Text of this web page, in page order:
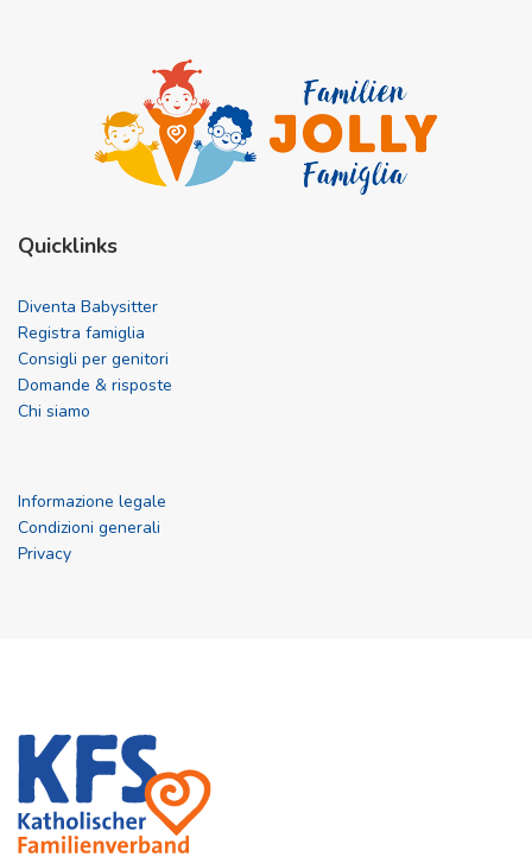
Quicklinks
Diventa Babysitter
Registra famiglia
Consigli per genitori
Domande & risposte
Chi siamo
Informazione legale
Condizioni generali
Privacy